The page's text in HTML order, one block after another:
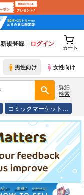
新規登録 ログイン
カート
男性向け 女性向け
詳細
検索
コミックマーケット…